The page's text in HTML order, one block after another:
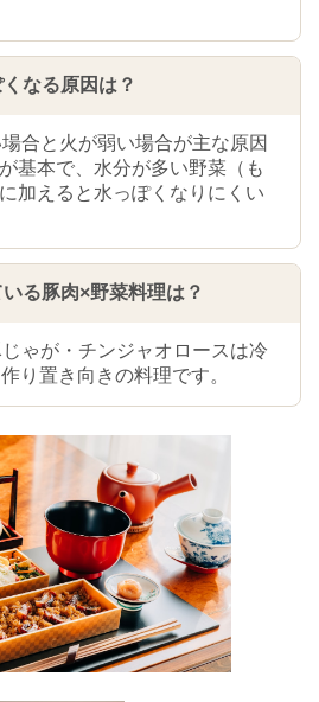
なる原因は？
合と火が弱い場合が主な原因
基本で、水分が多い野菜（も
加えると水っぽくなりにくい
る豚肉×野菜料理は？
ゃが・チンジャオロースは冷
り置き向きの料理です。